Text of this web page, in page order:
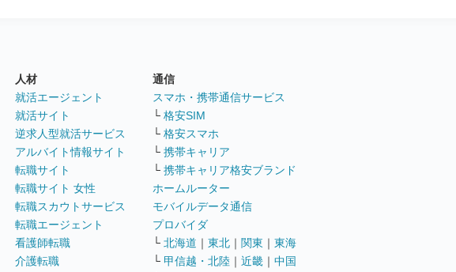
人材
就活エージェント
就活サイト
逆求人型就活サービス
アルバイト情報サイト
転職サイト
転職サイト 女性
転職スカウトサービス
転職エージェント
看護師転職
介護転職
通信
スマホ・携帯通信サービス
└ 格安SIM
└ 格安スマホ
└ 携帯キャリア
└ 携帯キャリア格安ブランド
ホームルーター
モバイルデータ通信
プロバイダ
└ 北海道 ｜ 東北 ｜ 関東 ｜ 東海
└ 甲信越・北陸 ｜ 近畿 ｜ 中国